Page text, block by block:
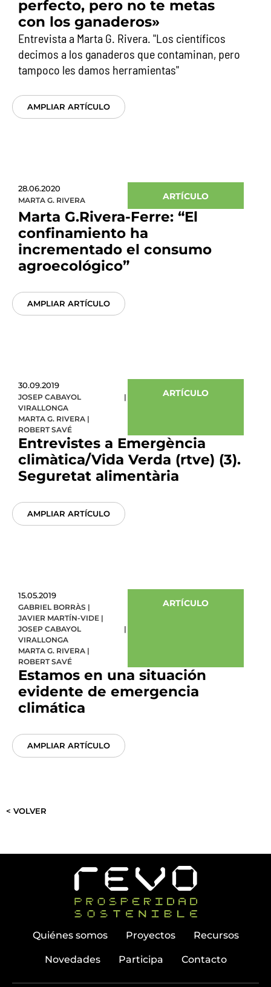
perfecto, pero no te metas
con los ganaderos»
Entrevista a Marta G. Rivera. "Los científicos
decimos a los ganaderos que contaminan, pero
tampoco les damos herramientas"
AMPLIAR ARTÍCULO
28.06.2020
MARTA G. RIVERA ARTÍCULO
Marta G.Rivera-Ferre: “El
confinamiento ha
incrementado el consumo
agroecológico”
AMPLIAR ARTÍCULO
30.09.2019
JOSEP CABAYOL
VIRALLONGA
|
MARTA G. RIVERA |
ROBERT SAVÉ
ARTÍCULO
Entrevistes a Emergència
climàtica/Vida Verda (rtve) (3).
Seguretat alimentària
AMPLIAR ARTÍCULO
15.05.2019
GABRIEL BORRÀS |
JAVIER MARTÍN-VIDE |
JOSEP CABAYOL
VIRALLONGA
|
MARTA G. RIVERA |
ROBERT SAVÉ
ARTÍCULO
Estamos en una situación
evidente de emergencia
climática
AMPLIAR ARTÍCULO
< VOLVER
Quiénes somos Proyectos Recursos
Novedades Participa Contacto